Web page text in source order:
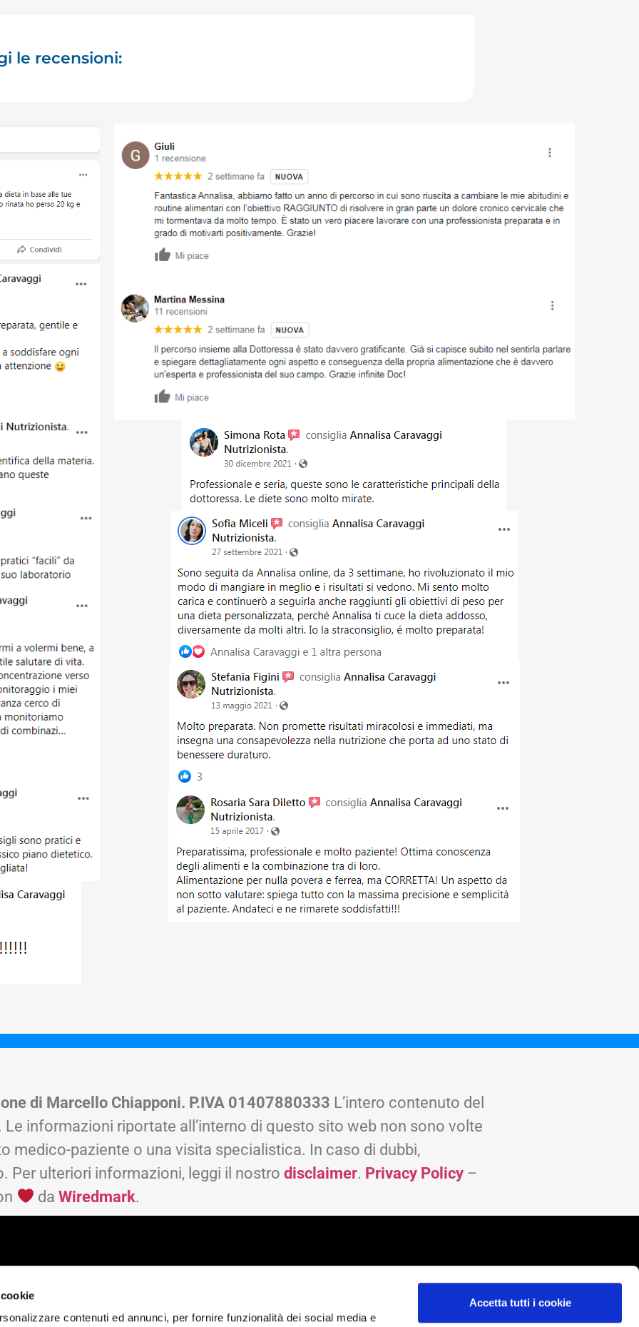
contenuti ed annunci, per fornire funzionalità dei social media e
Accetta tutti i cookie
le recensioni:
di Marcello Chiapponi. P.IVA 01407880333 L’intero contenuto del
informazioni riportate all’interno di questo sito web non sono volte
medico-paziente o una visita specialistica. In caso di dubbi,
Per ulteriori informazioni, leggi il nostro disclaimer. Privacy Policy–
daWiredmark.
Scopri chi è Marcello Chiapponi